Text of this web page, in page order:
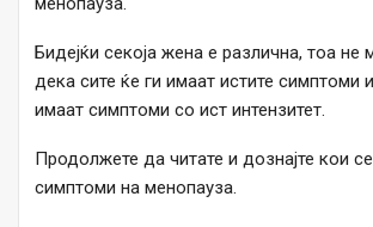
Бидејќи секоја жена е различна, тоа не
дека сите ќе ги имаат истите симптоми
имаат симптоми со ист интензитет.
Продолжете да читате и дознајте кои се
симптоми на менопауза.